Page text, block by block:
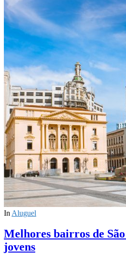
In Aluguel
Melhores bairros de
jovens